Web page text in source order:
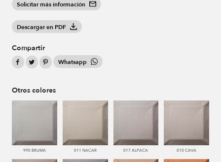
Solicitar más información
Descargar en PDF
Compartir
Whatsapp
Otros colores
990 BRUMA 011 NACAR 017 ALPACA 010 CAVA